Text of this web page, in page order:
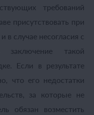
требований
присутствовать при
в случае несогласия с
заключение такой
Если в результате
что его недостатки
за которые не
обязан возместить